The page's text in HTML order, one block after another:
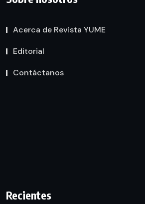
Acerca de Revista YUME
Editorial
Contáctanos
Recientes